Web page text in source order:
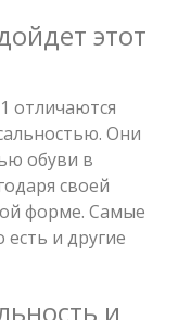
этот
отличаются
Они
обуви в
своей
форме. Самые
есть и другие
и